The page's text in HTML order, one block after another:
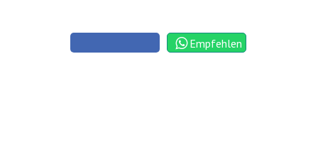
Empfehlen